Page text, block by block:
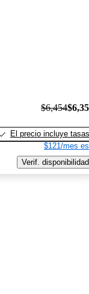
$6,454
El precio incluye tasas
$121/mes
Verif. disponibilidad